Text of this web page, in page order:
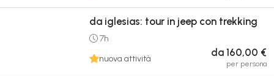
da iglesias: tour in jeep con trekking
7h
nuova attività
da 160,00 €
per persona